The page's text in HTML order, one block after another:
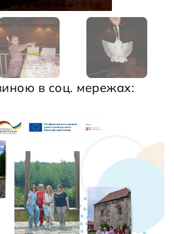
в соц. мережах: